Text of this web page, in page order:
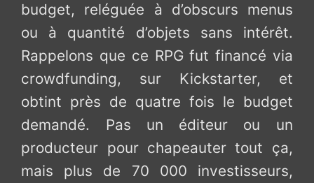
budget, reléguée à d’obscurs menus
ou à quantité d’objets sans intérêt.
Rappelons que ce RPG fut financé via
crowdfunding, sur Kickstarter, et
obtint près de quatre fois le budget
demandé. Pas un éditeur ou un
producteur pour chapeauter tout ça,
mais plus de 70 000 investisseurs,